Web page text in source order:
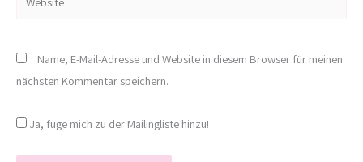
Name, E-Mail-Adresse und Website in diesem Browser für meinen
nächsten Kommentar speichern.
Ja, füge mich zu der Mailingliste hinzu!